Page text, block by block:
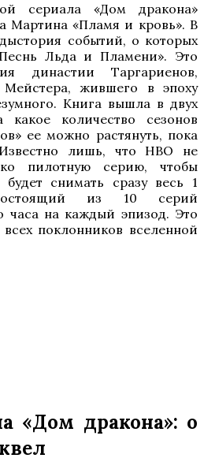
сериала «Дом дракона»
Мартина «Пламя и кровь». В
событий, о которых
Льда и Пламени». Это
династии Таргариенов,
жившего в эпоху
Книга вышла в двух
количество сезонов
ее можно растянуть, пока
лишь, что HBO не
пилотную серию, чтобы
снимать сразу весь 1
из 10 серий
часа на каждый эпизод. Это
поклонников вселенной
«Дом дракона»: о